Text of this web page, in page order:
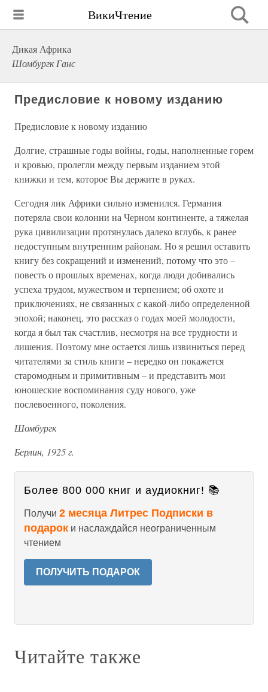
ВикиЧтение
Дикая Африка
Шомбургк Ганс
Предисловие к новому изданию
Предисловие к новому изданию
Долгие, страшные годы войны, годы, наполненные горем
и кровью, пролегли между первым изданием этой
книжки и тем, которое Вы держите в руках.
Сегодня лик Африки сильно изменился. Германия
потеряла свои колонии на Черном континенте, а тяжелая
рука цивилизации протянулась далеко вглубь, к ранее
недоступным внутренним районам. Но я решил оставить
книгу без сокращений и изменений, потому что это –
повесть о прошлых временах, когда люди добивались
успеха трудом, мужеством и терпением; об охоте и
приключениях, не связанных с какой-либо определенной
эпохой; наконец, это рассказ о годах моей молодости,
когда я был так счастлив, несмотря на все трудности и
лишения. Поэтому мне остается лишь извиниться перед
читателями за стиль книги – нередко он покажется
старомодным и примитивным – и представить мои
юношеские воспоминания суду нового, уже
послевоенного, поколения.
Шомбургк
Берлин, 1925 г.
Более 800 000 книг и аудиокниг! 📚
Получи 2 месяца Литрес Подписки в
подарок и наслаждайся неограниченным
чтением
ПОЛУЧИТЬ ПОДАРОК
Читайте также